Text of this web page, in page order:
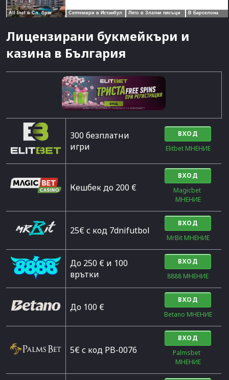
Лицензирани букмейкъри и
казина в България
300 безплатни
игри
ВХОД
Elitbet МНЕНИЕ
Кешбек до 200 €
ВХОД
Magicbet
МНЕНИЕ
25€ с код 7dnifutbol
ВХОД
MrBit МНЕНИЕ
До 250 € и 100
врътки
ВХОД
8888 МНЕНИЕ
Дo 100 €
ВХОД
Betano МНЕНИЕ
5€ с код PB-0076
ВХОД
Palmsbet
МНЕНИЕ